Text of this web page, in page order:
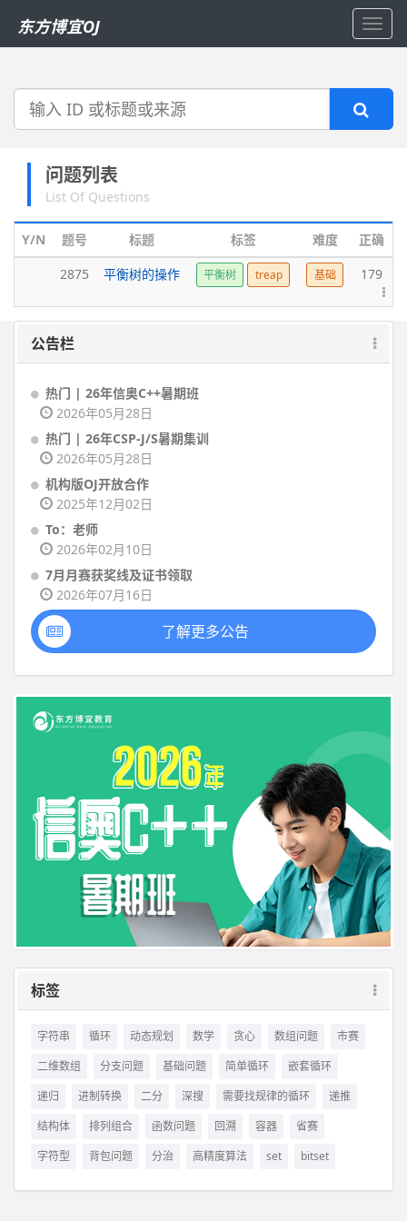
东方博宜OJ
搜
问题列表
List Of Questions
Y/N 题号 标题 标签 难度
正确
2875
平衡树的操作 平衡树 treap 基础 179
公告栏
热门 | 26年信奥C++暑期班
2026年05月28日
热门 | 26年CSP-J/S暑期集训
2026年05月28日
机构版OJ开放合作
2025年12月02日
To：老师
2026年02月10日
7月月赛获奖线及证书领取
2026年07月16日
了解更多公告
标签
字符串 循环 动态规划 数学 贪心 数组问题
市赛
二维数组
分支问题 基础问题 简单循环
嵌套循环
递归
进制转换 二分 深搜 需要找规律的循环
递推
结构体
排列组合 函数问题 回溯 容器
省赛
字符型
背包问题 分治 高精度算法 set bitset